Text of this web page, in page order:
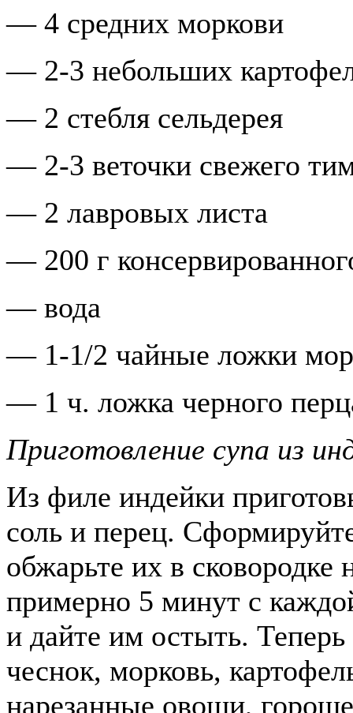
— 4 средних моркови
— 2-3 небольших
— 2 стебля сельдерея
— 2-3 веточки свежего
— 2 лавровых листа
— 200 г
— вода
— 1-1/2 чайные ложки
— 1 ч. ложка черного
Приготовление супа из
Из филе индейки
соль и перец.
обжарьте их в сковородке
примерно 5 минут с
и дайте им остыть. Теперь
чеснок, морковь,
нарезанные овощи,